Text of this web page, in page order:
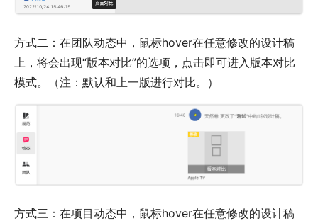
方式二：在团队动态中，鼠标hover在任意修改的设计稿
上，将会出现“版本对比”的选项，点击即可进入版本对比
模式。（注：默认和上一版进行对比。）
方式三：在项目动态中，鼠标hover在任意修改的设计稿